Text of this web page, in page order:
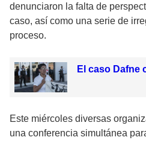
denunciaron la falta de
caso, así como una serie de
proceso.
El caso Dafne
Este miércoles diversas
una conferencia simultánea